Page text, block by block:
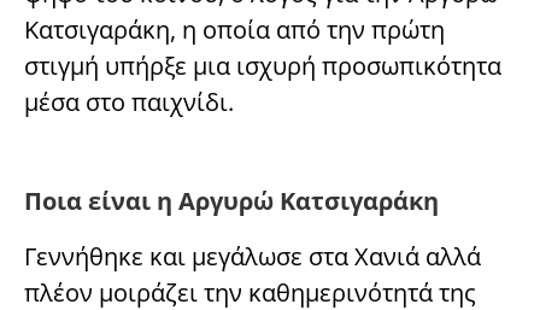
Κατσιγαράκη, η οποία από την πρώτη
στιγμή υπήρξε μια ισχυρή προσωπικότητα
μέσα στο παιχνίδι.
Ποια είναι η Αργυρώ Κατσιγαράκη
Γεννήθηκε και μεγάλωσε στα Χανιά αλλά
πλέον μοιράζει την καθημερινότητά της